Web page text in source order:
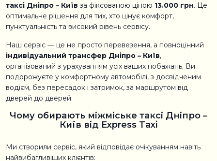
таксі Дніпро – Київ за фіксованою ціною 13.000 грн. Це
оптимальне рішення для тих, хто цінує комфорт,
пунктуальність та високий рівень сервісу.
Наш сервіс — це не просто перевезення, а повноцінний
індивідуальний трансфер Дніпро – Київ,
організований з урахуванням усіх ваших побажань. Ви
подорожуєте у комфортному автомобілі, з досвідченим
водієм, без пересадок і затримок, за маршрутом від
дверей до дверей.
Чому обирають міжміське таксі Дніпро –
Київ від Express Taxi
Ми створили сервіс, який відповідає очікуванням навіть
найвибагливіших клієнтів: